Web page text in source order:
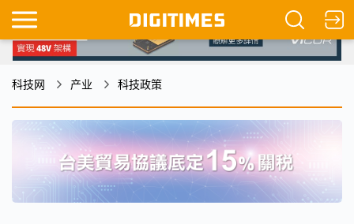
科技网 产业 科技政策